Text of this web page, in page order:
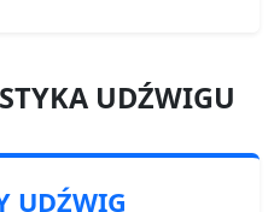
UDŹWIGU
UDŹWIG